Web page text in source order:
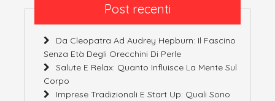
Post recenti
Da Cleopatra Ad Audrey Hepburn: Il Fascino
Senza Età Degli Orecchini Di Perle
Salute E Relax: Quanto Influisce La Mente Sul
Corpo
Imprese Tradizionali E Start Up: Quali Sono